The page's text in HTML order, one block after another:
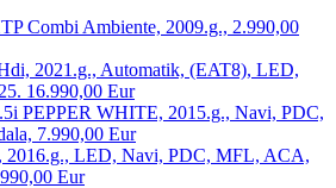
Combi Ambiente, 2009.g., 2.990,00
2021.g., Automatik, (EAT8), LED,
16.990,00 Eur
PEPPER WHITE, 2015.g., Navi, PDC,
7.990,00 Eur
2016.g., LED, Navi, PDC, MFL, ACA,
Eur